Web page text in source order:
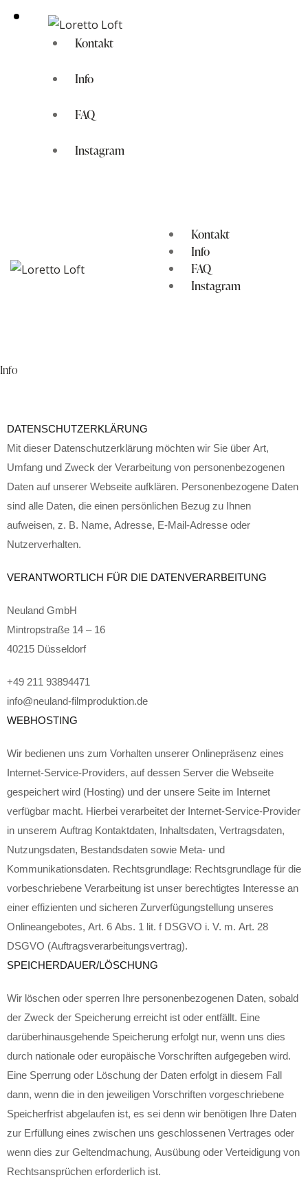
Kontakt
Info
FAQ
Instagram
Kontakt
Info
FAQ
Instagram
Info
DATENSCHUTZERKLÄRUNG
Mit dieser Datenschutzerklärung möchten wir Sie über Art,
Umfang und Zweck der Verarbeitung von personenbezogenen
Daten auf unserer Webseite aufklären. Personenbezogene Daten
sind alle Daten, die einen persönlichen Bezug zu Ihnen
aufweisen, z. B. Name, Adresse, E-Mail-Adresse oder
Nutzerverhalten.
VERANTWORTLICH FÜR DIE DATENVERARBEITUNG
Neuland GmbH
Mintropstraße 14 – 16
40215 Düsseldorf
+49 211 93894471
info@neuland-filmproduktion.de
WEBHOSTING
Wir bedienen uns zum Vorhalten unserer Onlinepräsenz eines
Internet-Service-Providers, auf dessen Server die Webseite
gespeichert wird (Hosting) und der unsere Seite im Internet
verfügbar macht. Hierbei verarbeitet der Internet-Service-Provider
in unserem Auftrag Kontaktdaten, Inhaltsdaten, Vertragsdaten,
Nutzungsdaten, Bestandsdaten sowie Meta- und
Kommunikationsdaten. Rechtsgrundlage: Rechtsgrundlage für die
vorbeschriebene Verarbeitung ist unser berechtigtes Interesse an
einer effizienten und sicheren Zurverfügungstellung unseres
Onlineangebotes, Art. 6 Abs. 1 lit. f DSGVO i. V. m. Art. 28
DSGVO (Auftragsverarbeitungsvertrag).
SPEICHERDAUER/LÖSCHUNG
Wir löschen oder sperren Ihre personenbezogenen Daten, sobald
der Zweck der Speicherung erreicht ist oder entfällt. Eine
darüberhinausgehende Speicherung erfolgt nur, wenn uns dies
durch nationale oder europäische Vorschriften aufgegeben wird.
Eine Sperrung oder Löschung der Daten erfolgt in diesem Fall
dann, wenn die in den jeweiligen Vorschriften vorgeschriebene
Speicherfrist abgelaufen ist, es sei denn wir benötigen Ihre Daten
zur Erfüllung eines zwischen uns geschlossenen Vertrages oder
wenn dies zur Geltendmachung, Ausübung oder Verteidigung von
Rechtsansprüchen erforderlich ist.